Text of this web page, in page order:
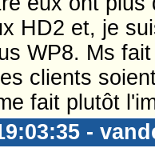
HD2 et, je
WP8. Ms
clients
fait plutôt
-